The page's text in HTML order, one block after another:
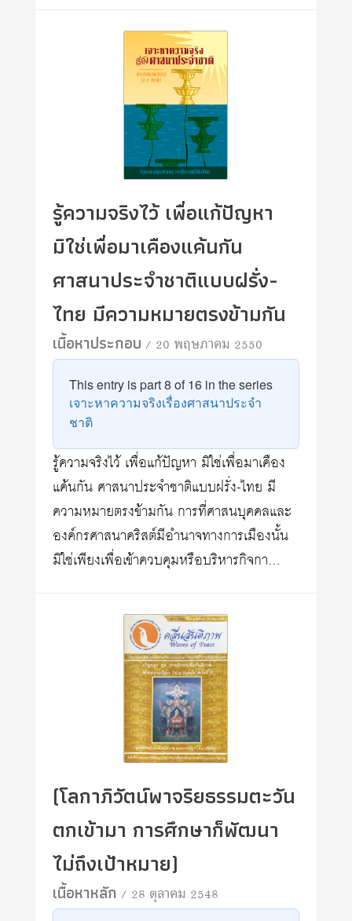
รู้ความจริงไว้ เพื่อแก้ปัญหา
มิใช่เพื่อมาเคืองแค้นกัน
ศาสนาประจำชาติแบบฝรั่ง-
ไทย มีความหมายตรงข้ามกัน
เนื้อหาประกอบ/ 20 พฤษภาคม 2550
This entry is part 8 of 16 in the series
เจาะหาความจริงเรื่องศาสนาประจำ
ชาติ
รู้ความจริงไว้ เพื่อแก้ปัญหา มิใช่เพื่อมาเคือง
แค้นกัน ศาสนาประจำชาติแบบฝรั่ง-ไทย มี
ความหมายตรงข้ามกัน การที่ศาสนบุคคลและ
องค์กรศาสนาคริสต์มีอำนาจทางการเมืองนั้น
มิใช่เพียงเพื่อเข้าควบคุมหรือบริหารกิจกา…
(โลกาภิวัตน์พาจริยธรรมตะวัน
ตกเข้ามา การศึกษาก็พัฒนา
ไม่ถึงเป้าหมาย)
เนื้อหาหลัก/ 28 ตุลาคม 2548